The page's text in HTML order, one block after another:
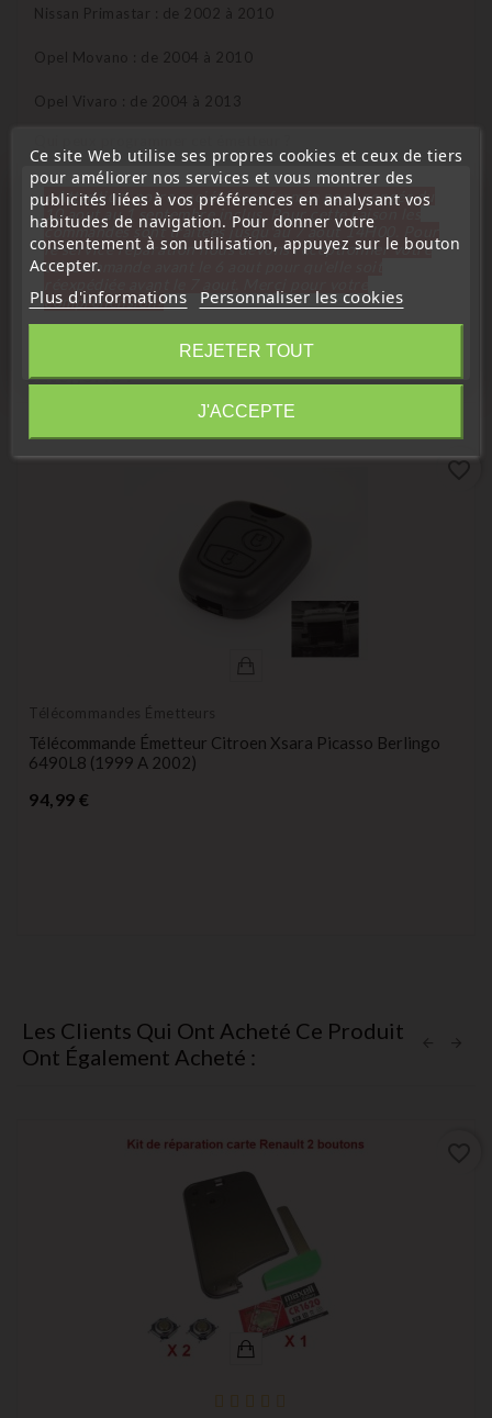
Nissan Primastar : de 2002 à 2010
Opel Movano : de 2004 à 2010
Opel Vivaro : de 2004 à 2013
Garage Renault – Non
Garage indépendant – Oui
électromécanicien – Oui
Serrurier Auto – Oui
16 D'autres Produits De La Même
Catégorie :
Télécommandes Émetteurs
Télécommande Émetteur Citroen Xsara Picasso Berlingo
6490L8 (1999 A 2002)
94,99 €
Les Clients Qui Ont Acheté Ce Produit
Ont Également Acheté :
Ce site Web utilise ses propres cookies et ceux de tiers
pour améliorer nos services et vous montrer des
publicités liées à vos préférences en analysant vos
habitudes de navigation. Pour donner votre
consentement à son utilisation, appuyez sur le bouton
Accepter.
Plus d'informations Personnaliser les cookies
REJETER TOUT
J'ACCEPTE
« Attention, notre société sera fermée pour congés du
10 aout au 1 septembre inclus. Pour cette raison les
commandes sont traitées jusqu'au 7 aout 14H00. Pour
le service réparation nous devons réceptionner votre
télécommande avant le 6 aout pour qu'elle soit
compréhension»
Fermer
Information